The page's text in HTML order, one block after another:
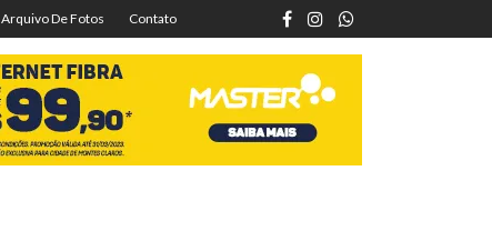
Arquivo De Fotos Contato